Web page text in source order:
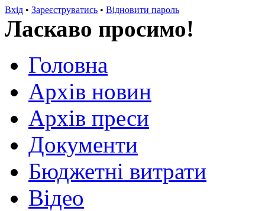
Вхід • Зареєструватись • Відновити пароль
Ласкаво просимо!
Головна
Архів новин
Архів преси
Документи
Бюджетні витрати
Відео